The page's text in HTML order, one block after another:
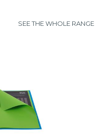
SEE THE WHOLE RANGE